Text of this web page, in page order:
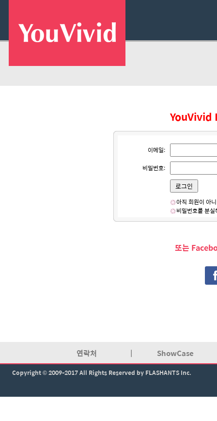
YouVivid
이메일:
비밀번호:
아직 회원이 아
비밀번호를 분
또는
연락처 | ShowCase
Copyright © 2009-2017 All Rights Reserved by FLASHANTS Inc.